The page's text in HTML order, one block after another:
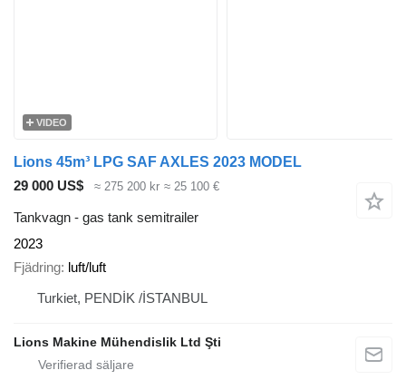
VIDEO
Lions 45m³ LPG SAF AXLES 2023 MODEL
29 000 US$
≈ 275 200 kr ≈ 25 100 €
Tankvagn - gas tank semitrailer
2023
Fjädring luft/luft
Turkiet, PENDİK /İSTANBUL
Lions Makine Mühendislik Ltd Şti